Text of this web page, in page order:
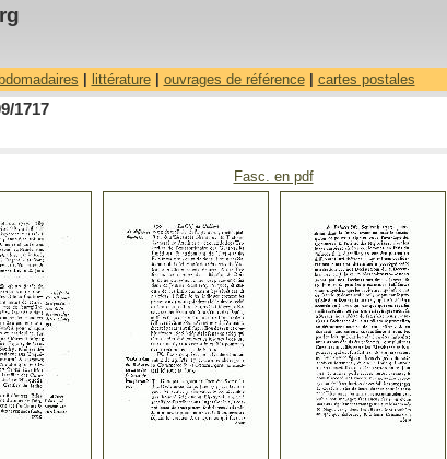
littérature| ouvrages de référence| cartes postales
1717
Fasc. en pdf